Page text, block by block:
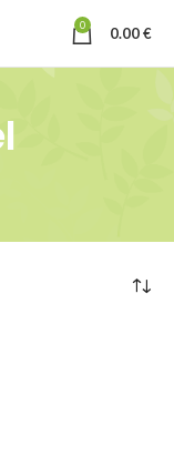
0 0.00€